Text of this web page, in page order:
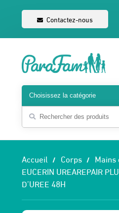
Contactez-nous
Accueil Corps
Mains
EUCERIN UREAREPAIR
D’UREE 48H